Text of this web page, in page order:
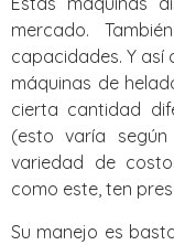
mercado.
capacidades. Y así
máquinas de
cierta cantidad
(esto varía
variedad de
como este, ten
Su manejo es